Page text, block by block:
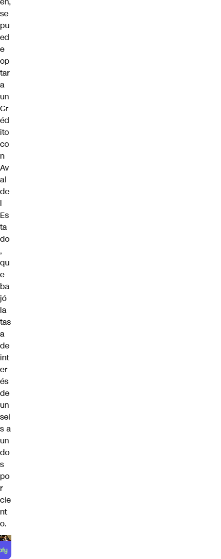
se
pu
ed
e
op
tar
a
un
Cr
éd
ito
co
n
Av
al
de
l
Es
ta
do
,
qu
e
ba
jó
la
tas
a
de
int
er
és
de
un
sei
s a
un
do
s
po
r
cie
nt
o.